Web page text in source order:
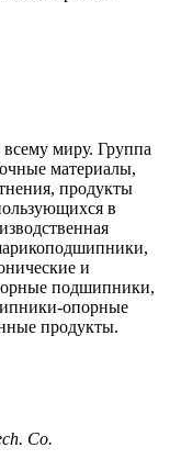
всему миру. Группа
материалы,
продукты
в
и
подшипники,
опорные
продукты.
Co.